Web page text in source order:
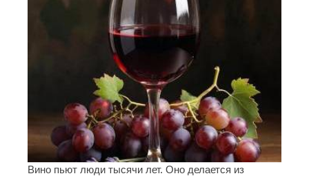
Вино пьют люди тысячи лет. Оно делается из